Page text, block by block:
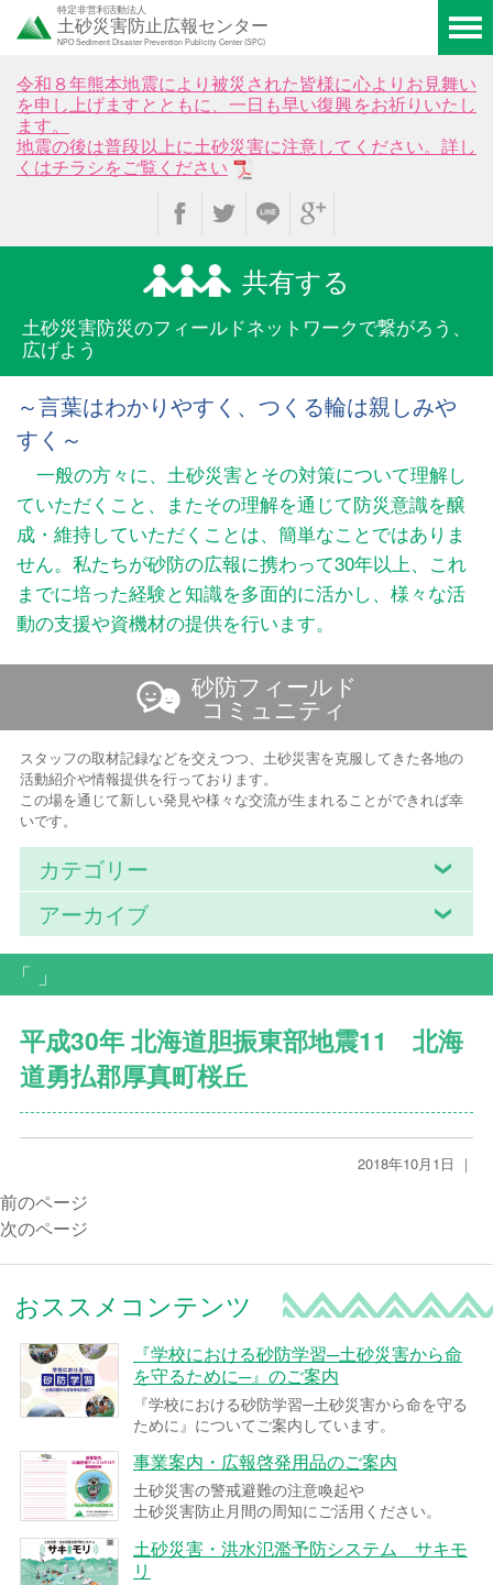
特定非営利活動法人
土砂災害防止広報センター
NPO Sediment Disaster Prevention Publicity Center (SPC)
令和８年熊本地震により被災された皆様に心よりお見舞い
を申し上げますとともに、一日も早い復興をお祈りいたし
ます。
地震の後は普段以上に土砂災害に注意してください。詳し
くはチラシをご覧ください
共有する
土砂災害防災のフィールドネットワークで繋がろう、
広げよう
～言葉はわかりやすく、つくる輪は親しみや
すく～
一般の方々に、土砂災害とその対策について理解し
ていただくこと、またその理解を通じて防災意識を醸
成・維持していただくことは、簡単なことではありま
せん。私たちが砂防の広報に携わって30年以上、これ
までに培った経験と知識を多面的に活かし、様々な活
動の支援や資機材の提供を行います。
砂防フィールド
コミュニティ
スタッフの取材記録などを交えつつ、土砂災害を克服してきた各地の
活動紹介や情報提供を行っております。
この場を通じて新しい発見や様々な交流が生まれることができれば幸
いです。
カテゴリー
アーカイブ
「 」
平成30年 北海道胆振東部地震11 北海
道勇払郡厚真町桜丘
2018年10月1日 ｜
前のページ
次のページ
おススメコンテンツ
『学校における砂防学習─土砂災害から命
を守るために─』のご案内
『学校における砂防学習─土砂災害から命を守る
ために』についてご案内しています。
事業案内・広報啓発用品のご案内
土砂災害の警戒避難の注意喚起や
土砂災害防止月間の周知にご活用ください。
土砂災害・洪水氾濫予防システム サキモ
リ